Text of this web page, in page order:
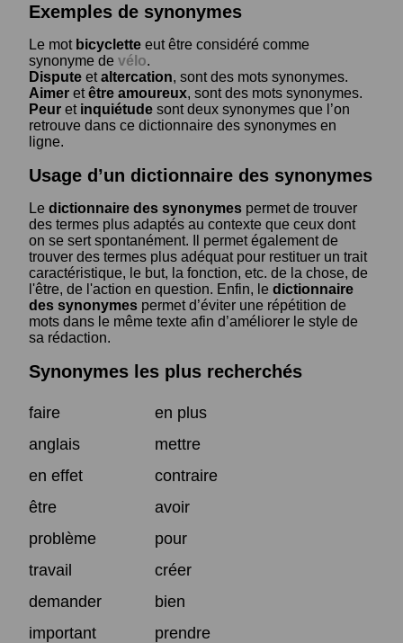
Exemples de synonymes
Le mot bicyclette eut être considéré comme
synonyme de vélo.
Dispute etaltercation, sont des mots synonymes.
Aimer etêtre amoureux, sont des mots synonymes.
Peur et inquiétude sont deux synonymes que l’on
retrouve dans ce dictionnaire des synonymes en
ligne.
Usage d’un dictionnaire des synonymes
Le dictionnaire des synonymes permet de trouver
des termes plus adaptés au contexte que ceux dont
on se sert spontanément. Il permet également de
trouver des termes plus adéquat pour restituer un trait
caractéristique, le but, la fonction, etc. de la chose, de
l'être, de l'action en question. Enfin, le dictionnaire
des synonymes permet d’éviter une répétition de
mots dans le même texte afin d’améliorer le style de
sa rédaction.
Synonymes les plus recherchés
faire
en plus
anglais
mettre
en effet
contraire
être
avoir
problème
pour
travail
créer
demander
bien
important
prendre